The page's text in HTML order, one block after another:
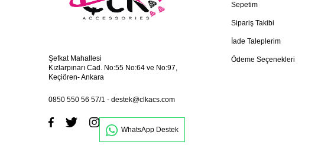
Şefkat Mahallesi
Kızlarpınarı Cad. No:55 No:64 ve No:97,
Keçiören- Ankara
0850 550 56 57/1 - destek@clkacs.com
WhatsApp Destek
Sepetim
Sipariş Takibi
İade Taleplerim
Ödeme Seçenekleri